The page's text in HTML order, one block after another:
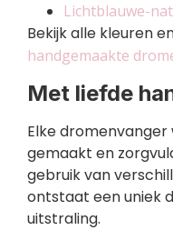
Lichtblauwe-
Bekijk alle kleuren
handgemaakte
Met liefde
Elke
gemaakt en
gebruik van
ontstaat een uniek
uitstraling.